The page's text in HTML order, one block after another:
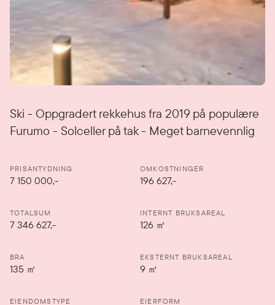
Ski - Oppgradert rekkehus fra 2019 på populære
Furumo - Solceller på tak - Meget barnevennlig
Detaljer
PRISANTYDNING
7 150 000,-
OMKOSTNINGER
196 627,-
TOTALSUM
7 346 627,-
INTERNT BRUKSAREAL
126 ㎡
BRA
135 ㎡
EKSTERNT BRUKSAREAL
9 ㎡
EIENDOMSTYPE EIERFORM